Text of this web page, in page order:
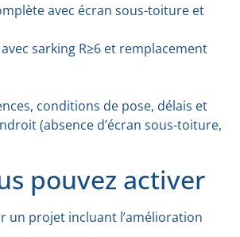
avec écran sous-toiture et
sarking R≥6 et remplacement
conditions de pose, délais et
(absence d’écran sous-toiture,
pouvez activer
un projet incluant l’amélioration